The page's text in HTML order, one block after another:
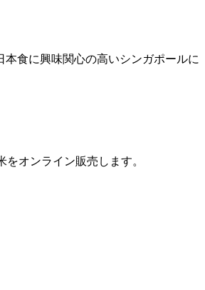
食に興味関心の高いシンガポールに
オンライン販売します。